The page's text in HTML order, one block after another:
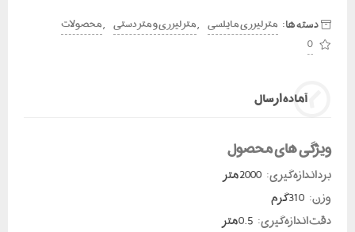
دسته ها: متر لیزری مایلسی ,متر لیزری و متر دستی ,محصولات
0
آماده ارسال
ویژگی های محصول
برد اندازه گیری:
وزن:
دقت اندازه گیری: